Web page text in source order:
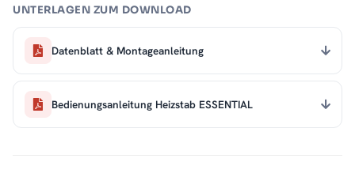
UNTERLAGEN ZUM DOWNLOAD
Datenblatt & Montageanleitung
Bedienungsanleitung Heizstab ESSENTIAL